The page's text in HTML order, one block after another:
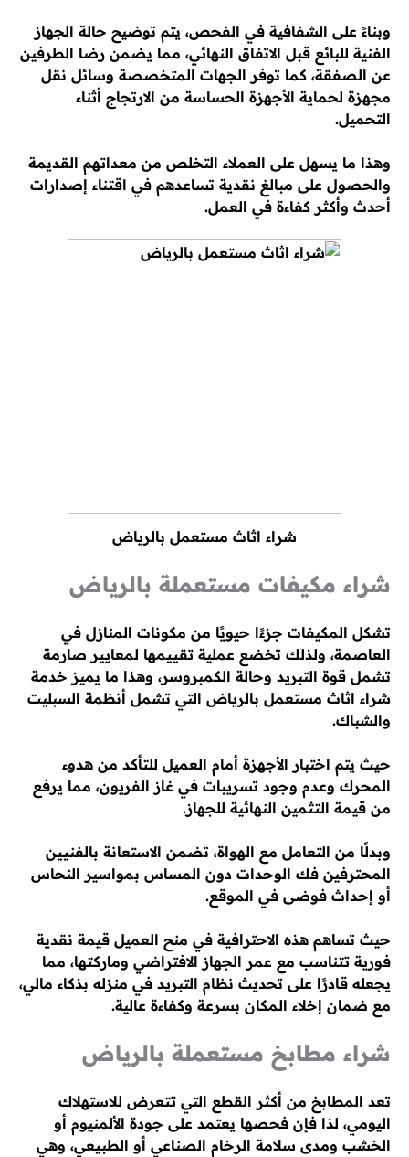
وبناءً على الشفافية في الفحص، يتم توضيح حالة الجهاز
الفنية للبائع قبل الاتفاق النهائي، مما يضمن رضا الطرفين
عن الصفقة، كما توفر الجهات المتخصصة وسائل نقل
مجهزة لحماية الأجهزة الحساسة من الارتجاج أثناء
التحميل.
وهذا ما يسهل على العملاء التخلص من معداتهم القديمة
والحصول على مبالغ نقدية تساعدهم في اقتناء إصدارات
أحدث وأكثر كفاءة في العمل.
شراء اثاث مستعمل بالرياض
شراء مكيفات مستعملة بالرياض
تشكل المكيفات جزءًا حيويًا من مكونات المنازل في
العاصمة، ولذلك تخضع عملية تقييمها لمعايير صارمة
تشمل قوة التبريد وحالة الكمبروسر، وهذا ما يميز خدمة
شراء اثاث مستعمل بالرياض التي تشمل أنظمة السبليت
والشباك.
حيث يتم اختبار الأجهزة أمام العميل للتأكد من هدوء
المحرك وعدم وجود تسريبات في غاز الفريون، مما يرفع
من قيمة التثمين النهائية للجهاز.
وبدلًا من التعامل مع الهواة، تضمن الاستعانة بالفنيين
المحترفين فك الوحدات دون المساس بمواسير النحاس
أو إحداث فوضى في الموقع.
حيث تساهم هذه الاحترافية في منح العميل قيمة نقدية
فورية تتناسب مع عمر الجهاز الافتراضي وماركتها، مما
يجعله قادرًا على تحديث نظام التبريد في منزله بذكاء مالي،
مع ضمان إخلاء المكان بسرعة وكفاءة عالية.
شراء مطابخ مستعملة بالرياض
تعد المطابخ من أكثر القطع التي تتعرض للاستهلاك
اليومي، لذا فإن فحصها يعتمد على جودة الألمنيوم أو
الخشب ومدى سلامة الرخام الصناعي أو الطبيعي، وهي